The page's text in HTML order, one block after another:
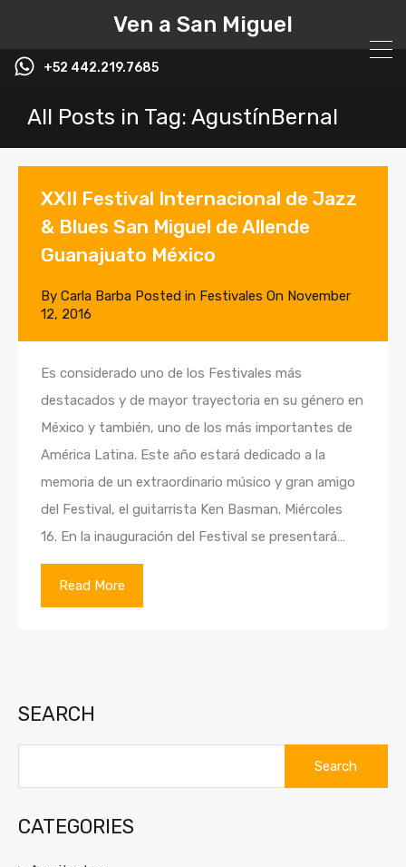
Ven a San Miguel
+52 442.219.7685
All Posts in Tag: AgustínBernal
XXII Festival Internacional de Jazz
& Blues San Miguel de Allende
Guanajuato México
By Carla Barba Posted in Festivales On November
12, 2016
Es considerado uno de los Festivales más
destacados y de mayor trayectoria en su género en
México y también, uno de los más importantes de
América Latina. Este año estará dedicado a la
memoria de un extraordinario músico y gran amigo
del Festival, el guitarrista Ken Basman. Miércoles
16. En la inauguración del Festival se presentará…
Read More
SEARCH
CATEGORIES